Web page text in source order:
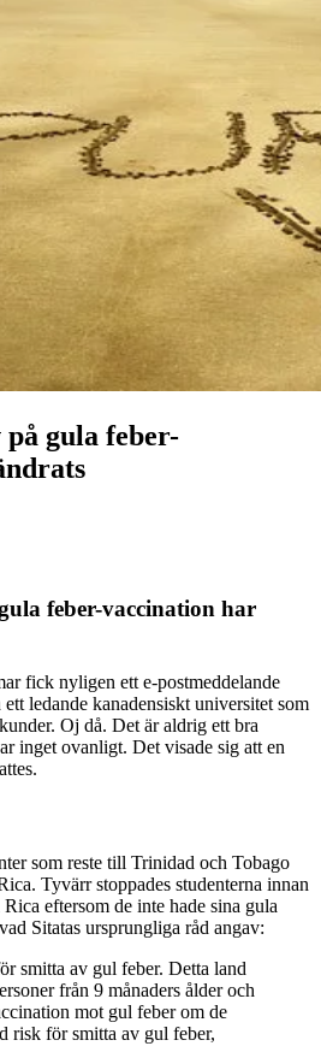
gula feber-
feber-vaccination har
fick nyligen ett e-postmeddelande
ledande kanadensiskt universitet som
Oj då. Det är aldrig ett bra
inget ovanligt. Det visade sig att en
som reste till Trinidad och Tobago
Tyvärr stoppades studenterna innan
eftersom de inte hade sina gula
Sitatas ursprungliga råd angav:
smitta av gul feber. Detta land
från 9 månaders ålder och
mot gul feber om de
risk för smitta av gul feber,